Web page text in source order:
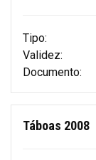
Tipo:
Validez:
Documento:
Táboas 2008